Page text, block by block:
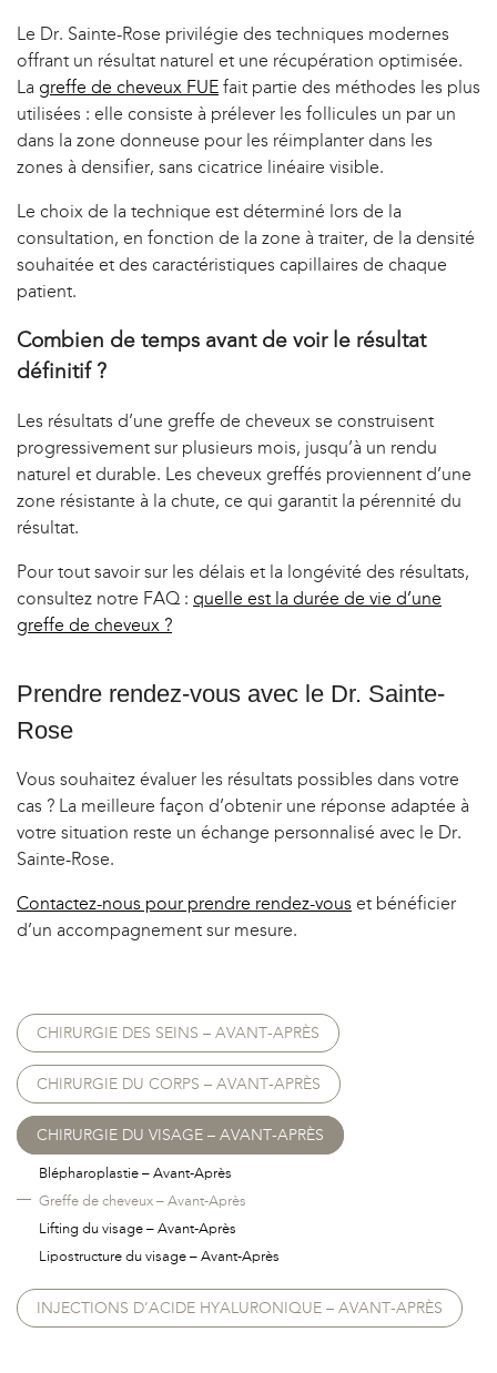
Le Dr. Sainte-Rose privilégie des techniques modernes
offrant un résultat naturel et une récupération optimisée.
La greffe de cheveux FUE fait partie des méthodes les plus
utilisées : elle consiste à prélever les follicules un par un
dans la zone donneuse pour les réimplanter dans les
zones à densifier, sans cicatrice linéaire visible.
Le choix de la technique est déterminé lors de la
consultation, en fonction de la zone à traiter, de la densité
souhaitée et des caractéristiques capillaires de chaque
patient.
Combien de temps avant de voir le résultat
définitif ?
Les résultats d’une greffe de cheveux se construisent
progressivement sur plusieurs mois, jusqu’à un rendu
naturel et durable. Les cheveux greffés proviennent d’une
zone résistante à la chute, ce qui garantit la pérennité du
résultat.
Pour tout savoir sur les délais et la longévité des résultats,
consultez notre FAQ : quelle est la durée de vie d’une
greffe de cheveux ?
Prendre rendez-vous avec le Dr. Sainte-
Rose
Vous souhaitez évaluer les résultats possibles dans votre
cas ? La meilleure façon d’obtenir une réponse adaptée à
votre situation reste un échange personnalisé avec le Dr.
Sainte-Rose.
Contactez-nous pour prendre rendez-vous et bénéficier
d’un accompagnement sur mesure.
CHIRURGIE DES SEINS – AVANT-APRÈS
CHIRURGIE DU CORPS – AVANT-APRÈS
CHIRURGIE DU VISAGE – AVANT-APRÈS
Blépharoplastie – Avant-Après
Greffe de cheveux – Avant-Après
Lifting du visage – Avant-Après
Lipostructure du visage – Avant-Après
INJECTIONS D’ACIDE HYALURONIQUE – AVANT-APRÈS